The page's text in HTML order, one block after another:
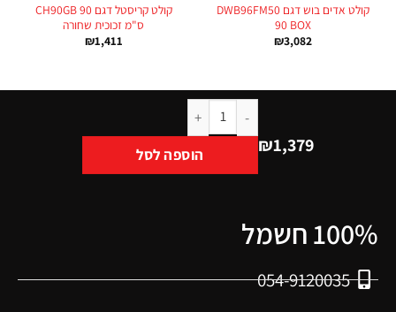
קולט אדים בוש דגם DWB96FM50
90 BOX
₪3,082
קולט קריסטל דגם CH90GB 90
ס"מ זכוכית שחורה
₪1,411
₪1,379 הוספה לסל
100% חשמל
054-9120035